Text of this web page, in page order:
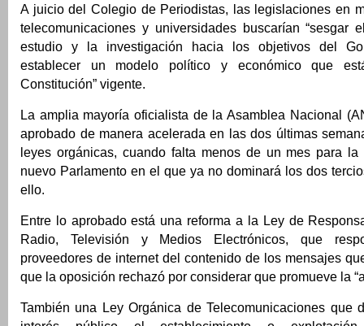
A juicio del Colegio de Periodistas, las legislaciones en
telecomunicaciones y universidades buscarían “sesgar
estudio y la investigación hacia los objetivos del
establecer un modelo político y económico que
Constitución” vigente.
La amplia mayoría oficialista de la Asamblea Nacional
aprobado de manera acelerada en las dos últimas
leyes orgánicas, cuando falta menos de un mes para
nuevo Parlamento en el que ya no dominará los dos
ello.
Entre lo aprobado está una reforma a la Ley de
Radio, Televisión y Medios Electrónicos, que
proveedores de internet del contenido de los mensajes
que la oposición rechazó por considerar que promueve la
También una Ley Orgánica de Telecomunicaciones que